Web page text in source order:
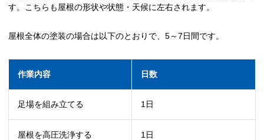
す。こちらも屋根の形状や状態・天候に左右されます。
屋根全体の塗装の場合は以下のとおりで、5～7日間です。
作業内容 日数
足場を組み立てる 1日
屋根を高圧洗浄する 1日